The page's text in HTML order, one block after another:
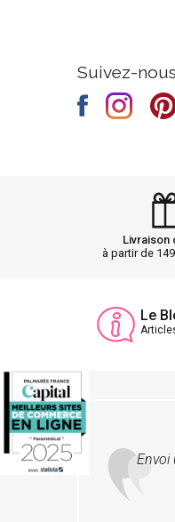
Suivez-
Livraison
à partir de
Le
Envoi